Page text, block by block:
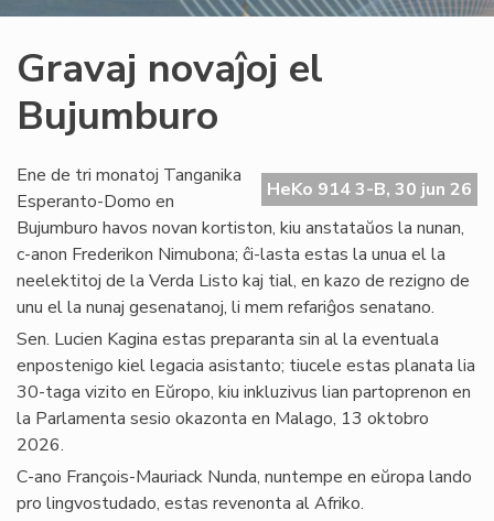
Gravaj novaĵoj el
Bujumburo
HeKo 914 3-B, 30 jun 26
Ene de tri monatoj Tanganika
Esperanto-Domo en
Bujumburo havos novan kortiston, kiu anstataŭos la nunan,
c-anon Frederikon Nimubona; ĉi-lasta estas la unua el la
neelektitoj de la Verda Listo kaj tial, en kazo de rezigno de
unu el la nunaj gesenatanoj, li mem refariĝos senatano.
Sen. Lucien Kagina estas preparanta sin al la eventuala
enpostenigo kiel legacia asistanto; tiucele estas planata lia
30-taga vizito en Eŭropo, kiu inkluzivus lian partoprenon en
la Parlamenta sesio okazonta en Malago, 13 oktobro
2026.
C-ano François-Mauriack Nunda, nuntempe en eŭropa lando
pro lingvostudado, estas revenonta al Afriko.